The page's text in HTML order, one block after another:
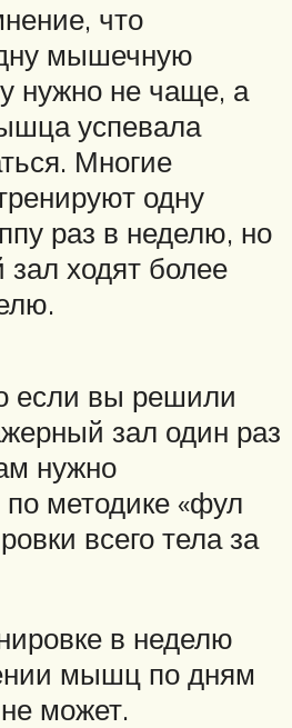
что
мышечную
нужно не чаще, а
успевала
Многие
одну
раз в неделю, но
ходят более
если вы решили
зал один раз
нужно
по методике «фул
всего тела за
в неделю
мышц по дням
может.